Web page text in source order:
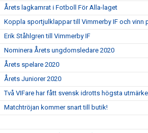
Årets lagkamrat i Fotboll För Alla-laget
Koppla sportjulklappar till Vimmerby IF och vinn
Erik Ståhlgren till Vimmerby IF
Nominera Årets ungdomsledare 2020
Årets spelare 2020
Årets Juniorer 2020
Två VIFare har fått svensk idrotts högsta
Matchtröjan kommer snart till butik!